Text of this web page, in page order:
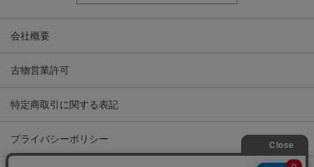
会社概要
古物営業許可
特定商取引に関する表記
プライバシーポリシー